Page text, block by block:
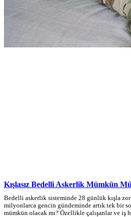
Kışlasız Bedelli Askerlik Mümkün
Bedelli askerlik sisteminde 28 günlük kışla
milyonlarca gencin gündeminde artık tek bir
mümkün olacak mı? Özellikle çalışanlar ve iş